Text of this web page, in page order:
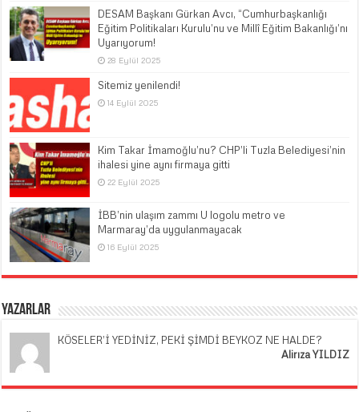
DESAM Başkanı Gürkan Avcı, “Cumhurbaşkanlığı
Eğitim Politikaları Kurulu’nu ve Millî Eğitim Bakanlığı’nı
Uyarıyorum!
28 Eylül 2025
Sitemiz yenilendi!
14 Eylül 2025
Kim Takar İmamoğlu’nu? CHP’li Tuzla Belediyesi’nin
ihalesi yine aynı firmaya gitti
22 Eylül 2025
İBB’nin ulaşım zammı U logolu metro ve
Marmaray’da uygulanmayacak
16 Eylül 2025
Yazarlar
KÖSELER’İ YEDİNİZ, PEKİ ŞİMDİ BEYKOZ NE HALDE?
Alirıza YILDIZ